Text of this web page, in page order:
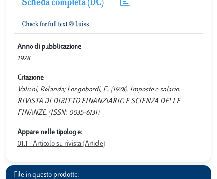
Scheda completa (DC)
Anno di pubblicazione
1978
Citazione
Valiani, Rolando; Longobardi, E.. (1978). Imposte e salario.
RIVISTA DI DIRITTO FINANZIARIO E SCIENZA DELLE
FINANZE, (ISSN: 0035-6131)
Appare nelle tipologie:
01.1 - Articolo su rivista (Article)
File in questo prodotto: